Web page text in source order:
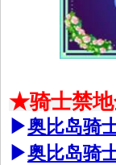
★骑士禁
▶奥比岛骑
▶奥比岛骑